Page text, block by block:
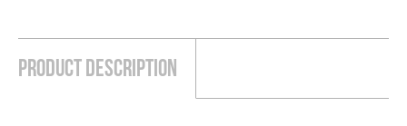
Product Description